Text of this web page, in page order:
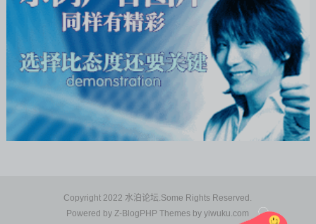
Copyright 2022 水泊论坛.Some Rights Reserved.
Powered byZ-BlogPHP Themes byyiwuku.com